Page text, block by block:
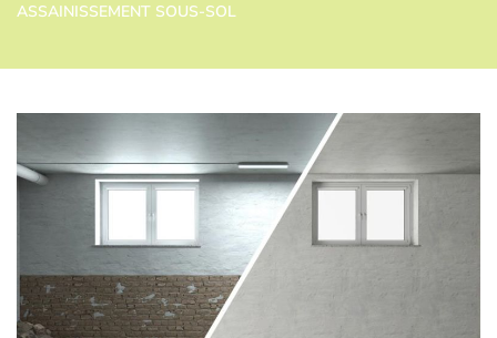
ASSAINISSEMENT SOUS-SOL